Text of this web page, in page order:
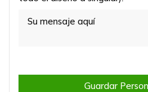
Guardar